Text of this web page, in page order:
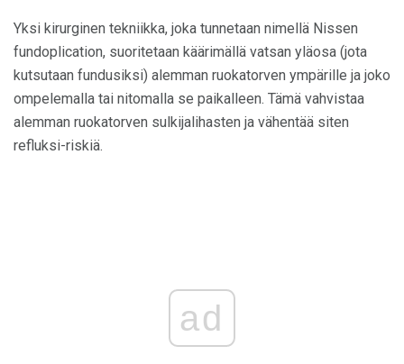
Yksi kirurginen tekniikka, joka tunnetaan nimellä Nissen
fundoplication, suoritetaan käärimällä vatsan yläosa (jota
kutsutaan fundusiksi) alemman ruokatorven ympärille ja joko
ompelemalla tai nitomalla se paikalleen. Tämä vahvistaa
alemman ruokatorven sulkijalihasten ja vähentää siten
refluksi-riskiä.
ad